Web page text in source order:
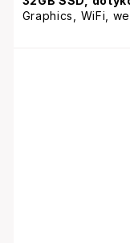
Graphics, WiFi,